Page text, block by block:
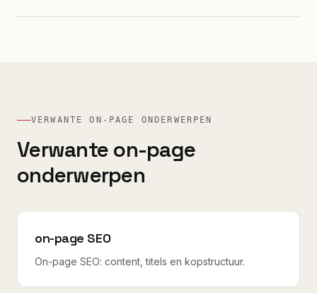
VERWANTE ON-PAGE ONDERWERPEN
Verwante on-page
onderwerpen
on-page SEO
On-page SEO: content, titels en kopstructuur.